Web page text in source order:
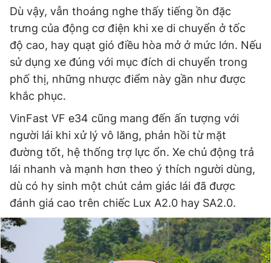
Dù vậy, vẫn thoáng nghe thấy tiếng ồn đặc
trưng của động cơ điện khi xe di chuyển ở tốc
độ cao, hay quạt gió điều hòa mở ở mức lớn. Nếu
sử dụng xe đúng với mục đích di chuyển trong
phố thị, những nhược điểm này gần như được
khắc phục.
VinFast VF e34 cũng mang đến ấn tượng với
người lái khi xử lý vô lăng, phản hồi từ mặt
đường tốt, hệ thống trợ lực ổn. Xe chủ động trả
lái nhanh và mạnh hơn theo ý thích người dùng,
dù có hy sinh một chút cảm giác lái đã được
đánh giá cao trên chiếc Lux A2.0 hay SA2.0.